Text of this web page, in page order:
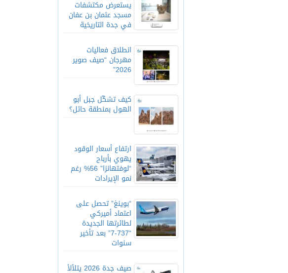
يستعرض مكتشفات
مسجد عثمان بن عفان
في جدة التاريخية
انطلاق فعاليات
مهرجان “صيف صوير
2026”
كيف تشكّل جبل أبو
الهول بمنطقة حائل؟
ارتفاع أسعار الوقود
يهوي بأرباح
“لوفتهانزا” 56% رغم
نمو الإيرادات
“بوينغ” تحصل على
اعتماد أميركي
لطائرتها الجديدة
“737-7” بعد تأخير
سنوات
صيف جدة 2026 يتلألأ